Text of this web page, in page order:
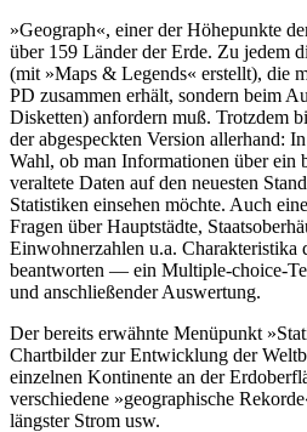
»Geograph«, einer der Höhepunkte
über 159 Länder der Erde. Zu jedem
(mit »Maps & Legends« erstellt), die
PD zusammen erhält, sondern beim
Disketten) anfordern muß. Trotzdem
der abgespeckten Version allerhand:
Wahl, ob man Informationen über ein
veraltete Daten auf den neuesten
Statistiken einsehen möchte. Auch
Fragen über Hauptstädte,
Einwohnerzahlen u.a. Charakteristika
beantworten — ein Multiple-choice-
und anschließender Auswertung.
Der bereits erwähnte Menüpunkt
Chartbilder zur Entwicklung der
einzelnen Kontinente an der
verschiedene »geographische
längster Strom usw.